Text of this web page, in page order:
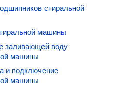
стиральной
машины
заливающей воду
машины
и подключение
машины